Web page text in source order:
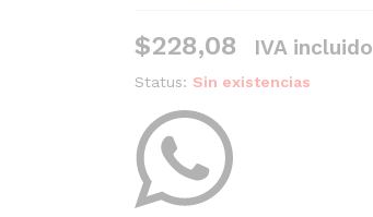
$228,08 IVA incluido
Status: Sin existencias